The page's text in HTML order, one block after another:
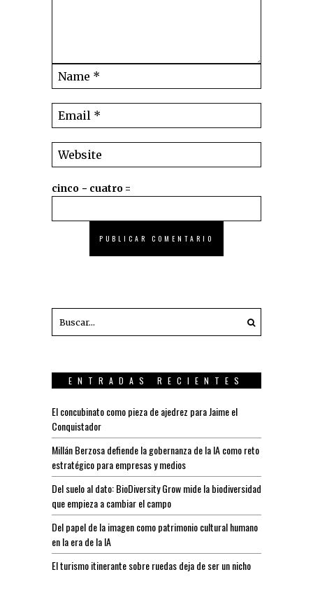
cinco − cuatro =
ENTRADAS RECIENTES
El concubinato como pieza de ajedrez para Jaime el
Conquistador
Millán Berzosa defiende la gobernanza de la IA como reto
estratégico para empresas y medios
Del suelo al dato: BioDiversity Grow mide la biodiversidad
que empieza a cambiar el campo
Del papel de la imagen como patrimonio cultural humano
en la era de la IA
El turismo itinerante sobre ruedas deja de ser un nicho